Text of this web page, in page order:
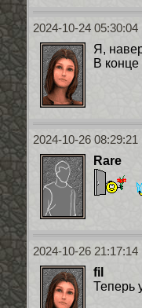
2024-10-24 05:30:04
Я,
В
2024-10-26 08:29:21
Rare
2024-10-26 21:17:14
fil
Теперь